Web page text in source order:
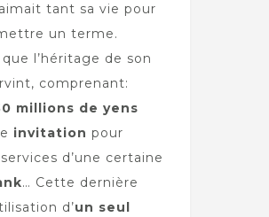
tant sa vie pour
un terme.
que l’héritage de son
comprenant:
millions de yens
invitation pour
d’une certaine
… Cette dernière
d’un seul